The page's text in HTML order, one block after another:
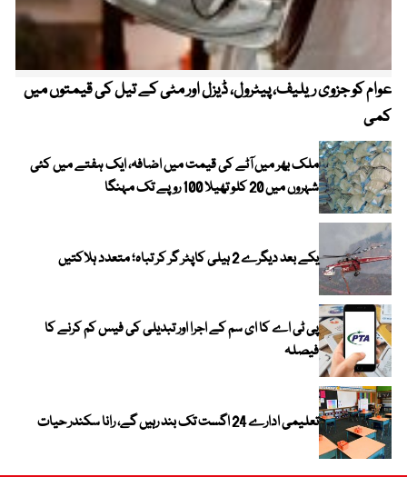
عوام کو جزوی ریلیف، پیٹرول، ڈیزل اور مٹی کے تیل کی قیمتوں میں
کمی
ملک بھر میں آٹے کی قیمت میں اضافہ، ایک ہفتے میں کئی
شہروں میں 20 کلو تھیلا 100 روپے تک مہنگا
یکے بعد دیگرے 2 ہیلی کاپٹر گر کر تباہ؛ متعدد ہلاکتیں
پی ٹی اے کا ای سم کے اجرا اور تبدیلی کی فیس کم کرنے کا
فیصلہ
تعلیمی ادارے 24 اگست تک بند رہیں گے، رانا سکندر حیات